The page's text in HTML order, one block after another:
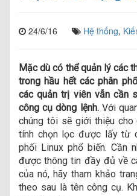
24/6/16 Hệ thống,
Mặc dù có thể quản lý các
trong hầu hết các phân
các quản trị viên vẫn cần
công cụ dòng lệnh. Với
chúng tôi sẽ giới thiệu
tính chọn lọc được lấy từ
phối Linux phổ biến. Cần
được thông tin đầy đủ về
của nó, hãy tham khảo
theo sau là tên công cụ.